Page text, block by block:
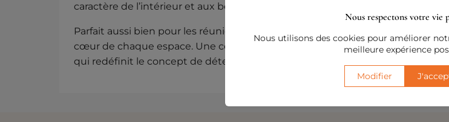
caractère de l’intérieur et aux besoins des membres du ménage.
Parfait aussi bien pour les réunions intimes avec vos proches que pour les
cœur de chaque espace. Une collection inspirée du « vivre la favola » italien
qui redéfinit le concept de détente luxueuse à la maison.
Nous respectons votre vie
Nous utilisons des cookies pour améliorer
meilleure expérience
Modifier